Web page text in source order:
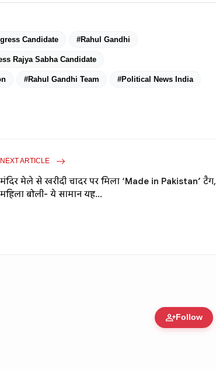
Candidate #Rahul Gandhi
Rajya Sabha Candidate
#Rahul Gandhi Team #Political News India
NEXT ARTICLE
मंदिर मेले से खरीदी चादर पर मिला ‘Made in Pakistan’ टैग,
महिला बोली- ये सामान यह...
person_addFollow
2026